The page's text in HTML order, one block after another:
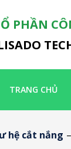
PHẦN
TRANG CHỦ
hệ cắt nắng –